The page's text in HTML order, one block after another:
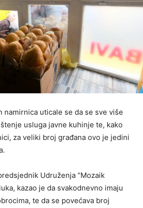
namirnica uticale se da se sve više
usluga javne kuhinje te, kako
za veliki broj građana ovo je jedini
Udruženja “Mozaik
kazao je da svakodnevno imaju
te da se povećava broj